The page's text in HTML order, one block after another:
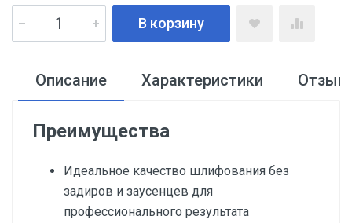
В корзину
Описание Характеристики
Преимущества
Идеальное качество шлифования без
задиров и заусенцев для
профессионального результата